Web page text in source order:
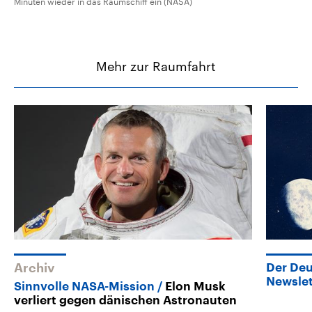
Mehr zur Raumfahrt
Archiv
Sinnvolle NASA-Mission
Elon Musk
verliert gegen dänischen Astronauten
Der